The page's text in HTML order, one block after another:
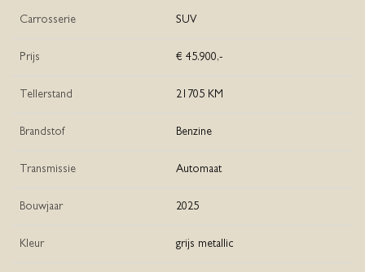
Carrosserie SUV
Prijs € 45.900,-
Tellerstand 21705 KM
Brandstof Benzine
Transmissie Automaat
Bouwjaar 2025
Kleur grijs metallic